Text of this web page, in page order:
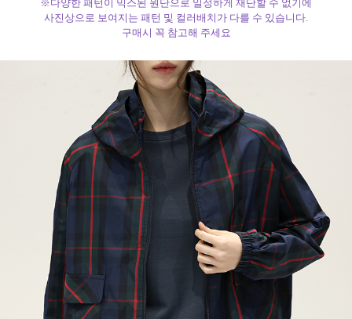
※다양한 패턴이 믹스된 원단으로 일정하게 재단할 수 없기에
사진상으로 보여지는 패턴 및 컬러배치가 다를 수 있습니다.
구매시 꼭 참고해 주세요